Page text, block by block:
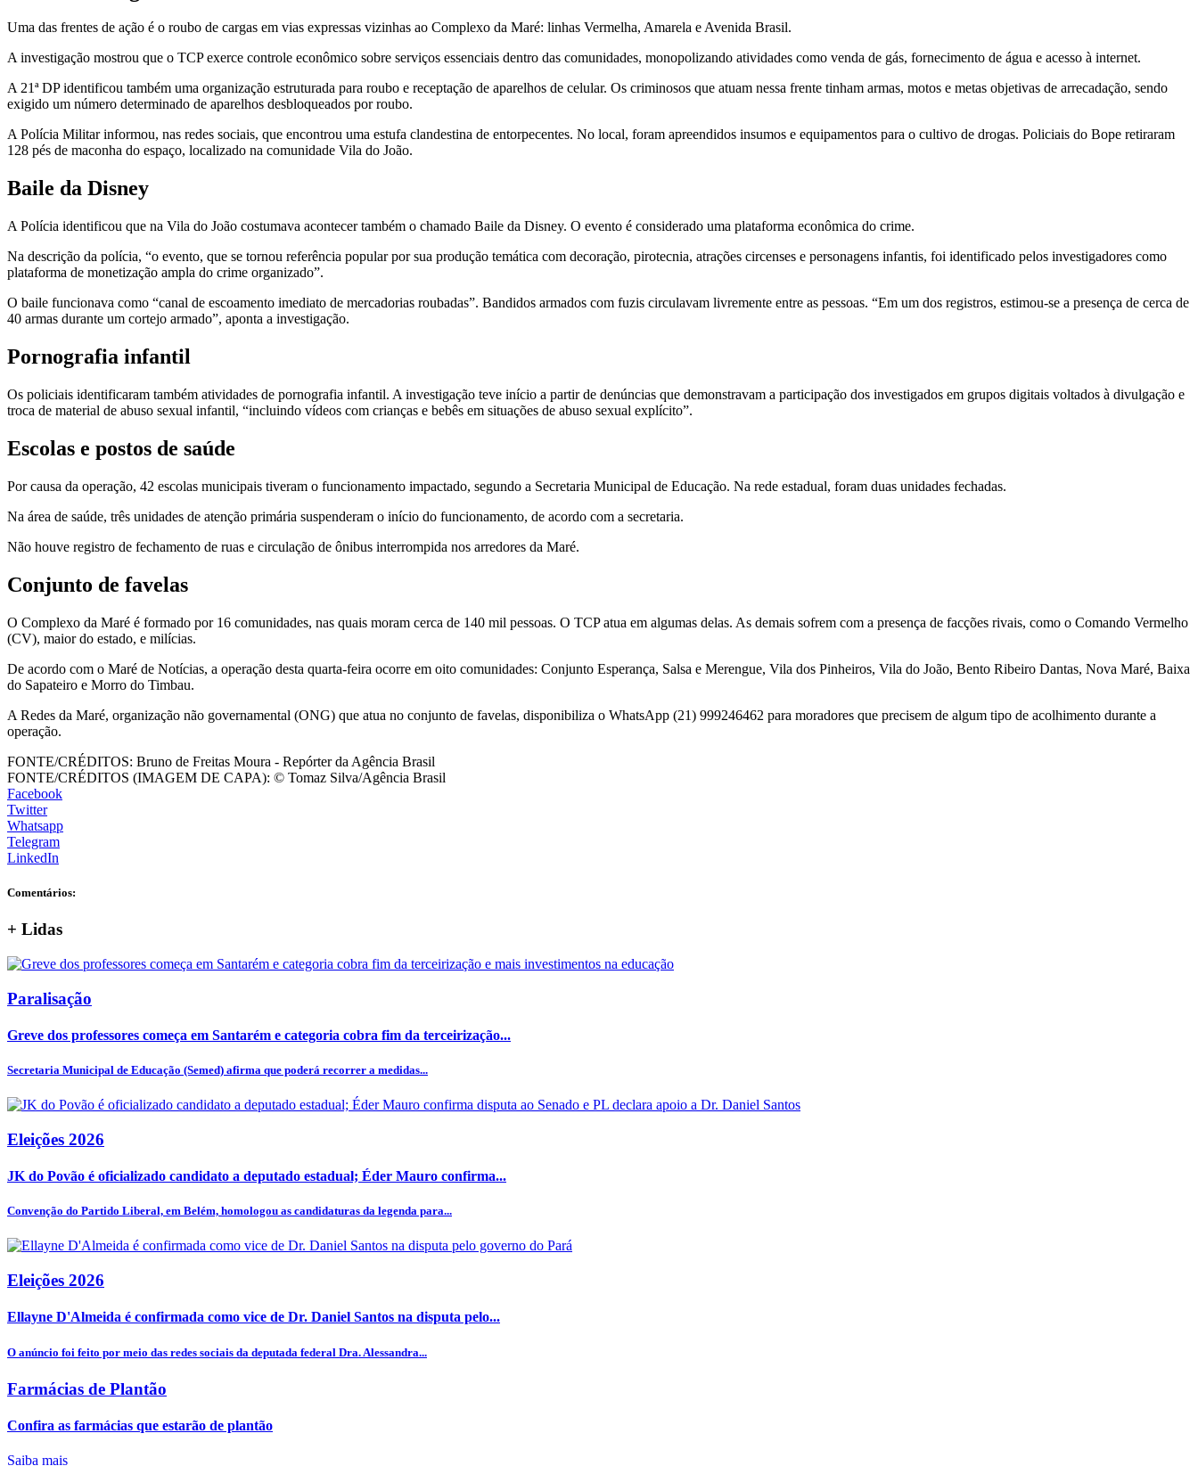
Uma das frentes de ação é o roubo de cargas em vias expressas vizinhas ao Complexo da Maré: linhas Vermelha, Amarela e Avenida Brasil.
A investigação mostrou que o TCP exerce controle econômico sobre serviços essenciais dentro das comunidades, monopolizando atividades como venda de gás, fornecimento de água e acesso à internet.
A 21ª DP identificou também uma organização estruturada para roubo e receptação de aparelhos de celular. Os criminosos que atuam nessa frente tinham armas, motos e metas objetivas de arrecadação, sendo
exigido um número determinado de aparelhos desbloqueados por roubo.
A Polícia Militar informou, nas redes sociais, que encontrou uma estufa clandestina de entorpecentes. No local, foram apreendidos insumos e equipamentos para o cultivo de drogas. Policiais do Bope retiraram
128 pés de maconha do espaço, localizado na comunidade Vila do João.
Baile da Disney
A Polícia identificou que na Vila do João costumava acontecer também o chamado Baile da Disney. O evento é considerado uma plataforma econômica do crime.
Na descrição da polícia, “o evento, que se tornou referência popular por sua produção temática com decoração, pirotecnia, atrações circenses e personagens infantis, foi identificado pelos investigadores como
plataforma de monetização ampla do crime organizado”.
O baile funcionava como “canal de escoamento imediato de mercadorias roubadas”. Bandidos armados com fuzis circulavam livremente entre as pessoas. “Em um dos registros, estimou-se a presença de cerca de
40 armas durante um cortejo armado”, aponta a investigação.
Pornografia infantil
Os policiais identificaram também atividades de pornografia infantil. A investigação teve início a partir de denúncias que demonstravam a participação dos investigados em grupos digitais voltados à divulgação e
troca de material de abuso sexual infantil, “incluindo vídeos com crianças e bebês em situações de abuso sexual explícito”.
Escolas e postos de saúde
Por causa da operação, 42 escolas municipais tiveram o funcionamento impactado, segundo a Secretaria Municipal de Educação. Na rede estadual, foram duas unidades fechadas.
Na área de saúde, três unidades de atenção primária suspenderam o início do funcionamento, de acordo com a secretaria.
Não houve registro de fechamento de ruas e circulação de ônibus interrompida nos arredores da Maré.
Conjunto de favelas
O Complexo da Maré é formado por 16 comunidades, nas quais moram cerca de 140 mil pessoas. O TCP atua em algumas delas. As demais sofrem com a presença de facções rivais, como o Comando Vermelho
(CV), maior do estado, e milícias.
De acordo com o Maré de Notícias, a operação desta quarta-feira ocorre em oito comunidades: Conjunto Esperança, Salsa e Merengue, Vila dos Pinheiros, Vila do João, Bento Ribeiro Dantas, Nova Maré, Baixa
do Sapateiro e Morro do Timbau.
A Redes da Maré, organização não governamental (ONG) que atua no conjunto de favelas, disponibiliza o WhatsApp (21) 999246462 para moradores que precisem de algum tipo de acolhimento durante a
operação.
FONTE/CRÉDITOS: Bruno de Freitas Moura - Repórter da Agência Brasil
FONTE/CRÉDITOS (IMAGEM DE CAPA): © Tomaz Silva/Agência Brasil
Facebook
Twitter
Whatsapp
Telegram
LinkedIn
Comentários:
+ Lidas
Paralisação
Greve dos professores começa em Santarém e categoria cobra fim da terceirização...
Secretaria Municipal de Educação (Semed) afirma que poderá recorrer a medidas...
Eleições 2026
JK do Povão é oficializado candidato a deputado estadual; Éder Mauro confirma...
Convenção do Partido Liberal, em Belém, homologou as candidaturas da legenda para...
Eleições 2026
Ellayne D'Almeida é confirmada como vice de Dr. Daniel Santos na disputa pelo...
O anúncio foi feito por meio das redes sociais da deputada federal Dra. Alessandra...
Farmácias de Plantão
Confira as farmácias que estarão de plantão
Saiba mais